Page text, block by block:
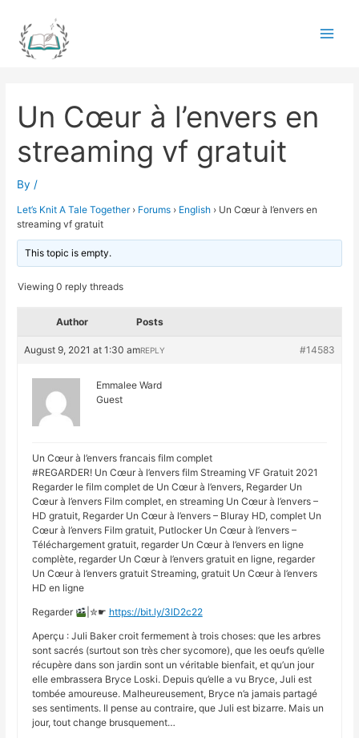
content
Un Cœur à l’envers en
streaming vf gratuit
By /
Let’s Knit A Tale Together › Forums › English › Un Cœur à l’envers en
streaming vf gratuit
This topic is empty.
Viewing 0 reply threads
Author Posts
August 9, 2021 at 1:30 am #14583
REPLY
Emmalee Ward
Guest
Un Cœur à l’envers francais film complet
#REGARDER! Un Cœur à l’envers film Streaming VF Gratuit 2021
Regarder le film complet de Un Cœur à l’envers, Regarder Un
Cœur à l’envers Film complet, en streaming Un Cœur à l’envers –
HD gratuit, Regarder Un Cœur à l’envers – Bluray HD, complet Un
Cœur à l’envers Film gratuit, Putlocker Un Cœur à l’envers –
Téléchargement gratuit, regarder Un Cœur à l’envers en ligne
complète, regarder Un Cœur à l’envers gratuit en ligne, regarder
Un Cœur à l’envers gratuit Streaming, gratuit Un Cœur à l’envers
HD en ligne
Regarder
|✮☛ https://bit.ly/3lD2c22
Aperçu : Juli Baker croit fermement à trois choses: que les arbres
sont sacrés (surtout son très cher sycomore), que les oeufs qu’elle
récupère dans son jardin sont un véritable bienfait, et qu’un jour
elle embrassera Bryce Loski. Depuis qu’elle a vu Bryce, Juli est
tombée amoureuse. Malheureusement, Bryce n’a jamais partagé
ses sentiments. Il pense au contraire, que Juli est bizarre. Mais un
jour, tout change brusquement…